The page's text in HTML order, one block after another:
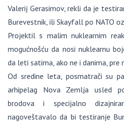
Valerij Gerasimov, rekli da je
Burevestnik, ili Skayfall po NATO
Projektil s malim nuklearnim
mogućnošću da nosi nuklearnu
da leti satima, ako ne i danima, pre
Od sredine leta, posmatrači su
arhipelag Nova Zemlja usled
brodova i specijalno
nagoveštavalo da bi testiranje